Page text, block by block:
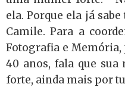
ela. Porque ela já
Camile. Para a
Fotografia e
40 anos, fala que
forte, ainda mais por